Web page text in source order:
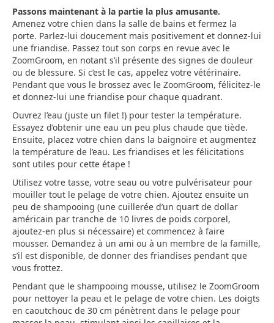
Passons maintenant à la partie la plus amusante.
Amenez votre chien dans la salle de bains et fermez la
porte. Parlez-lui doucement mais positivement et donnez-lui
une friandise. Passez tout son corps en revue avec le
ZoomGroom, en notant s’il présente des signes de douleur
ou de blessure. Si c’est le cas, appelez votre vétérinaire.
Pendant que vous le brossez avec le ZoomGroom, félicitez-le
et donnez-lui une friandise pour chaque quadrant.
Ouvrez l’eau (juste un filet !) pour tester la température.
Essayez d’obtenir une eau un peu plus chaude que tiède.
Ensuite, placez votre chien dans la baignoire et augmentez
la température de l’eau. Les friandises et les félicitations
sont utiles pour cette étape !
Utilisez votre tasse, votre seau ou votre pulvérisateur pour
mouiller tout le pelage de votre chien. Ajoutez ensuite un
peu de shampooing (une cuillerée d’un quart de dollar
américain par tranche de 10 livres de poids corporel,
ajoutez-en plus si nécessaire) et commencez à faire
mousser. Demandez à un ami ou à un membre de la famille,
s’il est disponible, de donner des friandises pendant que
vous frottez.
Pendant que le shampooing mousse, utilisez le ZoomGroom
pour nettoyer la peau et le pelage de votre chien. Les doigts
en caoutchouc de 30 cm pénètrent dans le pelage pour